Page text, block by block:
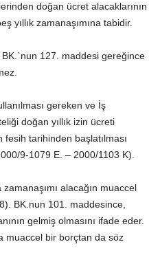
doğan ücret alacaklarının
yıllık zamanaşımına tabidir.
BK.`nun 127. maddesi gereğince
gereken ve İş
doğan yıllık izin ücreti
fesih tarihinden başlatılması
9-1079 E. – 2000/1103 K).
alacağın muaccel
BK.nun 101. maddesince,
gelmiş olmasını ifade eder.
muaccel bir borçtan da söz